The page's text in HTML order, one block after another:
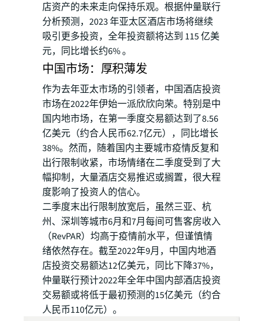
店资产的未来走向保持乐观。根据仲量联行
分析预测，2023 年亚太区酒店市场将继续
吸引更多投资，全年投资额将达到 115 亿美
元，同比增长约6% 。
中国市场：厚积薄发
作为去年亚太市场的引领者，中国酒店投资
市场在2022年伊始一派欣欣向荣。特别是中
国内地市场，在第一季度交易额达到了8.56
亿美元（约合人民币62.7亿元），同比增长
38%。然而，随着国内主要城市疫情反复和
出行限制收紧，市场情绪在二季度受到了大
幅抑制，大量酒店交易推迟或搁置，很大程
度影响了投资人的信心。
二季度末出行限制放宽后，虽然三亚、杭
州、深圳等城市6月和7月每间可售客房收入
（RevPAR）均高于疫情前水平，但谨慎情
绪依然存在。截至2022年9月，中国内地酒
店投资交易额达12亿美元，同比下降37%，
仲量联行预计2022年全年中国内部酒店投资
交易额或将低于最初预测的15亿美元（约合
人民币110亿元）。